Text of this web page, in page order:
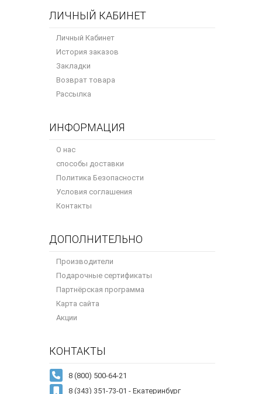
ЛИЧНЫЙ КАБИНЕТ
Личный Кабинет
История заказов
Закладки
Возврат товара
Рассылка
ИНФОРМАЦИЯ
О нас
способы доставки
Политика Безопасности
Условия соглашения
Контакты
ДОПОЛНИТЕЛЬНО
Производители
Подарочные сертификаты
Партнёрская программа
Карта сайта
Акции
КОНТАКТЫ
8 (343) 351-73-01 - Екатеринбург